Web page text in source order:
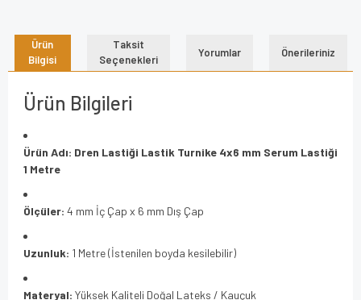
Ürün
Bilgisi
Taksit
Seçenekleri
Yorumlar Önerileriniz
Ürün Bilgileri
Ürün Adı: Dren Lastiği Lastik Turnike 4x6 mm Serum Lastiği
1 Metre
Ölçüler: 4 mm İç Çap x 6 mm Dış Çap
Uzunluk: 1 Metre (İstenilen boyda kesilebilir)
Materyal: Yüksek Kaliteli Doğal Lateks / Kauçuk